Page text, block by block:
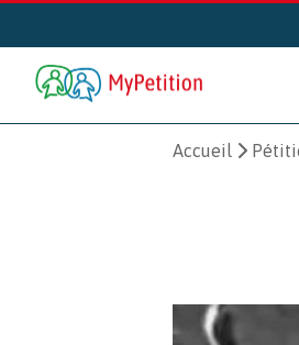
Accueil